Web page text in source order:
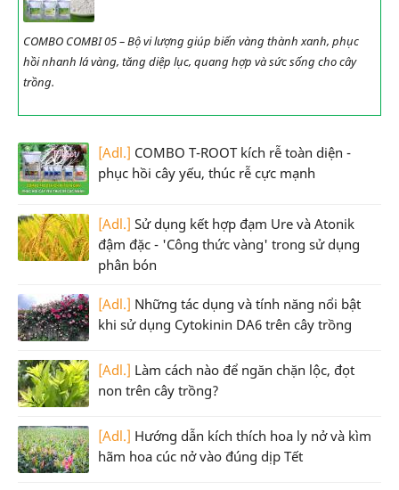
COMBO COMBI 05 – Bộ vi lượng giúp biến vàng thành xanh, phục
hồi nhanh lá vàng, tăng diệp lục, quang hợp và sức sống cho cây
trồng.
[Adl.] COMBO T-ROOT kích rễ toàn diện -
phục hồi cây yếu, thúc rễ cực mạnh
[Adl.] Sử dụng kết hợp đạm Ure và Atonik
đậm đặc - 'Công thức vàng' trong sử dụng
phân bón
[Adl.] Những tác dụng và tính năng nổi bật
khi sử dụng Cytokinin DA6 trên cây trồng
[Adl.] Làm cách nào để ngăn chặn lộc, đọt
non trên cây trồng?
[Adl.] Hướng dẫn kích thích hoa ly nở và kìm
hãm hoa cúc nở vào đúng dịp Tết